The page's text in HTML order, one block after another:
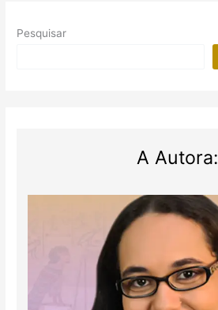
aterrorizantes
Pesquisar
A Autora: